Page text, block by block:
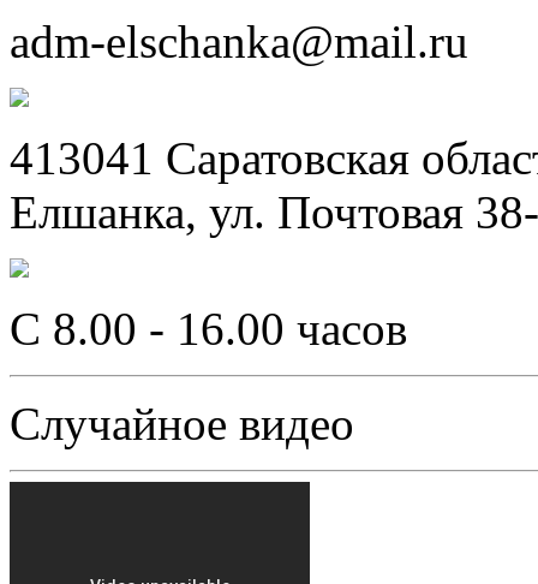
adm-elschanka@mail.ru
413041 Саратовская
Елшанка, ул. Почтовая
C 8.00 - 16.00 часов
Случайное видео